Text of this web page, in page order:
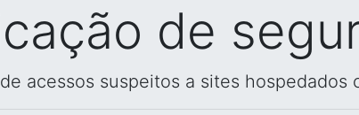
de
acessos suspeitos a sites hospedados